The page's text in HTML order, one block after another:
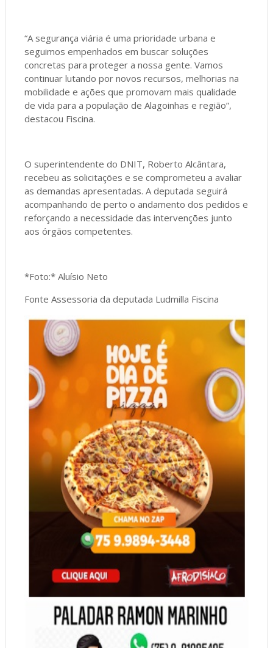
“A segurança viária é uma prioridade urbana e
seguimos empenhados em buscar soluções
concretas para proteger a nossa gente. Vamos
continuar lutando por novos recursos, melhorias na
mobilidade e ações que promovam mais qualidade
de vida para a população de Alagoinhas e região”,
destacou Fiscina.
O superintendente do DNIT, Roberto Alcântara,
recebeu as solicitações e se comprometeu a avaliar
as demandas apresentadas. A deputada seguirá
acompanhando de perto o andamento dos pedidos e
reforçando a necessidade das intervenções junto
aos órgãos competentes.
*Foto:* Aluísio Neto
Fonte Assessoria da deputada Ludmilla Fiscina